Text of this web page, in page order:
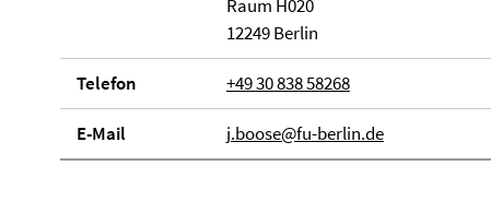
Raum H020
12249 Berlin
Telefon +49 30 838 58268
E-Mail j.boose@fu-berlin.de